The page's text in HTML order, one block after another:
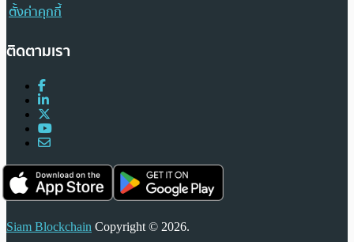
ตั้งค่าคุกกี้
ติดตามเรา
Siam Blockchain Copyright © 2026.